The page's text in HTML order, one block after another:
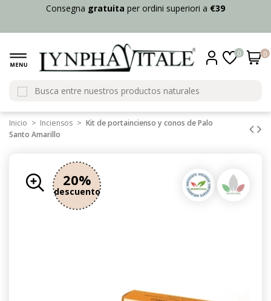
Consegna gratuita per ordini superiori a €39
0 0
Inicio Inciensos
Kit de portaincienso y conos de Palo
Santo Amarillo
20%
descuento
20%
descuento
20%
descuento
20%
descuento
20%
descuento
20%
descuento
20%
descuento
20%
descuento